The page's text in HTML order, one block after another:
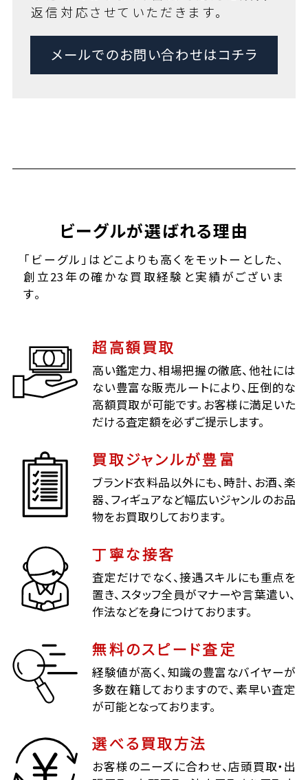
返信対応させていただきます。
メールでのお問い合わせはコチラ
ビーグルが選ばれる理由
「ビーグル」はどこよりも高くをモットーとした、
創立23年の確かな買取経験と実績がございま
す。
超高額買取
高い鑑定力、相場把握の徹底、他社には
ない豊富な販売ルートにより、圧倒的な
高額買取が可能です。お客様に満足いた
だける査定額を必ずご提示します。
買取ジャンルが豊富
ブランド衣料品以外にも、時計、お酒、楽
器、フィギュアなど幅広いジャンルのお品
物をお買取りしております。
丁寧な接客
査定だけでなく、接遇スキルにも重点を
置き、スタッフ全員がマナーや言葉遣い、
作法などを身につけております。
無料のスピード査定
経験値が高く、知識の豊富なバイヤーが
多数在籍しておりますので、素早い査定
が可能となっております。
選べる買取方法
お客様のニーズに合わせ、店頭買取・出